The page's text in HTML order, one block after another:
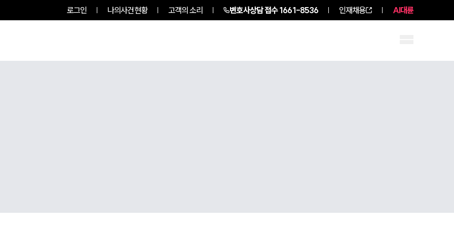
로그인 나의사건현황 고객의 소리 변호사상담 접수1661-8536 인재채용 AI대륜